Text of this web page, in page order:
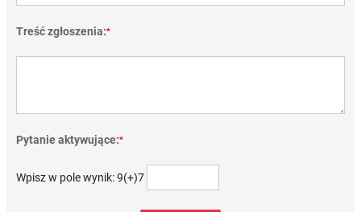
Treść zgłoszenia:*
Pytanie aktywujące:*
Wpisz w pole wynik: 9(+)7